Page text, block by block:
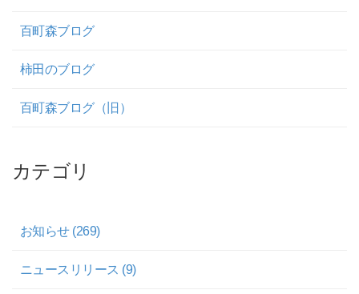
百町森ブログ
柿田のブログ
百町森ブログ（旧）
カテゴリ
お知らせ (269)
ニュースリリース (9)